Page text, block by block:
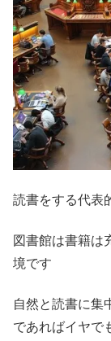
読書をする代表
図書館は書籍は
境です
自然と読書に集
であればイヤで